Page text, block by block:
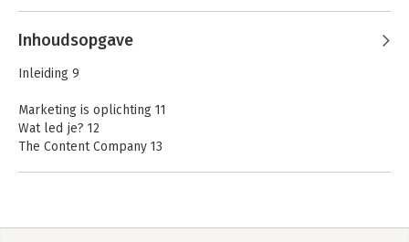
krachtige werkwijze gegoten: Full
Inhoudsopgave
Inleiding 9
Marketing is oplichting 11
Wat led je? 12
The Content Company 13